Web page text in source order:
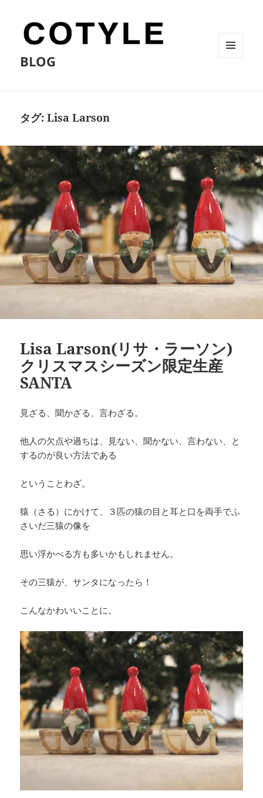
BLOG
タグ:Lisa Larson
Lisa Larson(リサ・ラーソン)
クリスマスシーズン限定生産
SANTA
見ざる、聞かざる、言わざる。
他人の欠点や過ちは、見ない、聞かない、言わない、と
するのが良い方法である
ということわざ。
猿（さる）にかけて、３匹の猿の目と耳と口を両手でふ
さいだ三猿の像を
思い浮かべる方も多いかもしれません。
その三猿が、サンタになったら！
こんなかわいいことに。